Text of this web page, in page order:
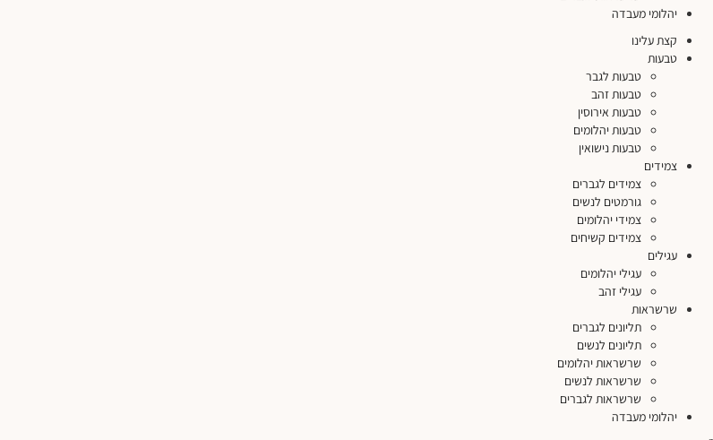
יהלומי מעבדה
קצת עלינו
טבעות
טבעות לגבר
טבעות זהב
טבעות אירוסין
טבעות יהלומים
טבעות נישואין
צמידים
צמידים לגברים
גורמטים לנשים
צמידי יהלומים
צמידים קשיחים
עגילים
עגילי יהלומים
עגילי זהב
שרשראות
תליונים לגברים
תליונים לנשים
שרשראות יהלומים
שרשראות לנשים
שרשראות לגברים
יהלומי מעבדה